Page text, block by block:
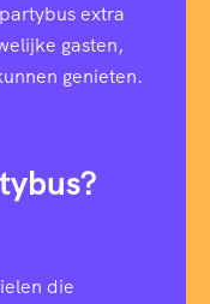
extra
gasten,
genieten.
die